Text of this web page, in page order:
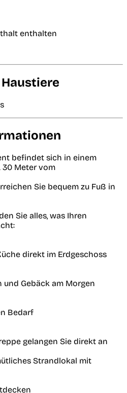
enthalten
befindet sich in einem
30 Meter vom
Sie bequem zu Fuß in
Sie alles, was Ihren
direkt im Erdgeschoss
und Gebäck am Morgen
Bedarf
gelangen Sie direkt an
Strandlokal mit